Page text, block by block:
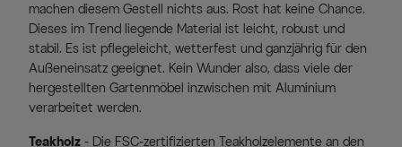
machen diesem Gestell nichts aus. Rost hat keine Chance.
Dieses im Trend liegende Material ist leicht, robust und
stabil. Es ist pflegeleicht, wetterfest und ganzjährig für den
Außeneinsatz geeignet. Kein Wunder also, dass viele der
hergestellten Gartenmöbel inzwischen mit Aluminium
verarbeitet werden.
Teakholz - Die FSC-zertifizierten Teakholzelemente an den